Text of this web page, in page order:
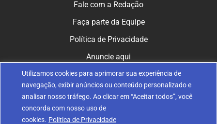
Utilizamos cookies para aprimorar sua experiência de
navegação, exibir anúncios ou conteúdo personalizado e
analisar nosso tráfego. Ao clicar em “Aceitar todos”, você
concorda com nosso uso de
cookies. Política de Privacidade
Fale com a Redação
Faça parte da Equipe
Política de Privacidade
Anuncie aqui
CULTURA NAS REDES